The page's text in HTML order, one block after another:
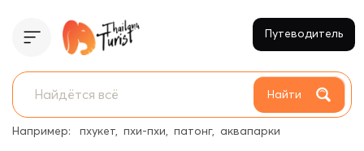
Найти
Например: пхукет пхи-пхи патонг аквапарки
Путеводитель